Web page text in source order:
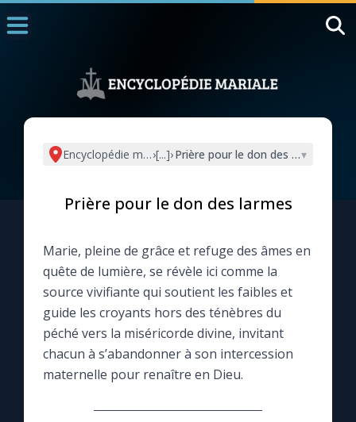
L'actualité de la semaine
La chaîne Youtube
La newsletter
La vidéo de la semaine
Encyclopédie mariale
›[...]›Prière pour le don des larmes
▾
Prière pour le don des larmes
Marie, pleine de grâce et refuge des âmes en
quête de lumière, se révèle ici comme la
source vivifiante qui soutient les faibles et
guide les croyants hors des ténèbres du
péché vers la miséricorde divine, invitant
chacun à s’abandonner à son intercession
maternelle pour renaître en Dieu.